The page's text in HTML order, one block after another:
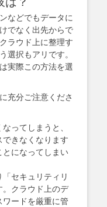
などでもデータに
でなく出先からで
ラウド上に整理す
選択もアリです。
実際この方法を選
充分ご注意くださ
ってしまうと、
きなくなります
とになってしまい
セキュリティリ
。クラウド上のデ
ードを厳重に管